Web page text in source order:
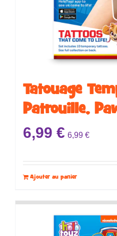
Tatouage
Patrouille,
6,99 € 6,99 €
Ajouter au panier